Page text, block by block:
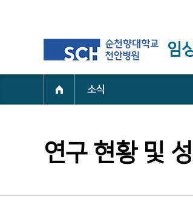
임
소식
연구 현황 및